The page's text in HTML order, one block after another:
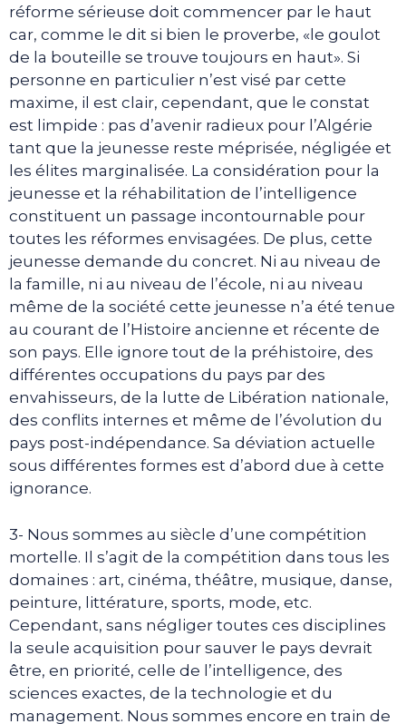
réforme sérieuse doit commencer par le haut
car, comme le dit si bien le proverbe, «le goulot
de la bouteille se trouve toujours en haut». Si
personne en particulier n’est visé par cette
maxime, il est clair, cependant, que le constat
est limpide : pas d’avenir radieux pour l’Algérie
tant que la jeunesse reste méprisée, négligée et
les élites marginalisée. La considération pour la
jeunesse et la réhabilitation de l’intelligence
constituent un passage incontournable pour
toutes les réformes envisagées. De plus, cette
jeunesse demande du concret. Ni au niveau de
la famille, ni au niveau de l’école, ni au niveau
même de la société cette jeunesse n’a été tenue
au courant de l’Histoire ancienne et récente de
son pays. Elle ignore tout de la préhistoire, des
différentes occupations du pays par des
envahisseurs, de la lutte de Libération nationale,
des conflits internes et même de l’évolution du
pays post-indépendance. Sa déviation actuelle
sous différentes formes est d’abord due à cette
ignorance.
3- Nous sommes au siècle d’une compétition
mortelle. Il s’agit de la compétition dans tous les
domaines : art, cinéma, théâtre, musique, danse,
peinture, littérature, sports, mode, etc.
Cependant, sans négliger toutes ces disciplines
la seule acquisition pour sauver le pays devrait
être, en priorité, celle de l’intelligence, des
sciences exactes, de la technologie et du
management. Nous sommes encore en train de